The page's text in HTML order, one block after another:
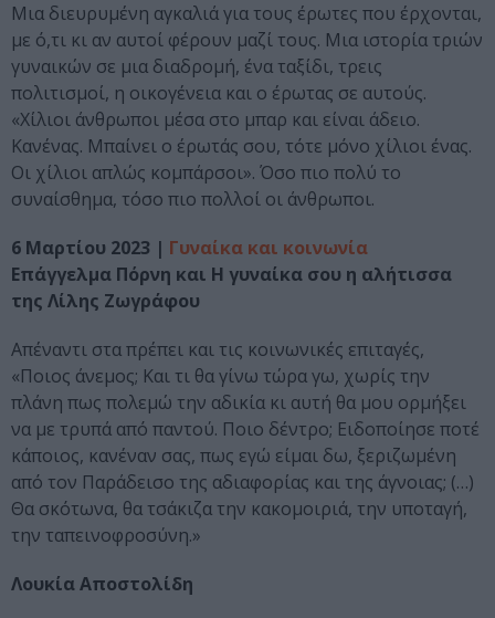
Μια διευρυμένη αγκαλιά για τους έρωτες που έρχονται,
με ό,τι κι αν αυτοί φέρουν μαζί τους. Μια ιστορία τριών
γυναικών σε μια διαδρομή, ένα ταξίδι, τρεις
πολιτισμοί, η οικογένεια και ο έρωτας σε αυτούς.
«Χίλιοι άνθρωποι μέσα στο μπαρ και είναι άδειο.
Κανένας. Μπαίνει ο έρωτάς σου, τότε μόνο χίλιοι ένας.
Οι χίλιοι απλώς κομπάρσοι». Όσο πιο πολύ το
συναίσθημα, τόσο πιο πολλοί οι άνθρωποι.
6 Μαρτίου 2023 | Γυναίκα και κοινωνία
Επάγγελμα Πόρνη και Η γυναίκα σου η αλήτισσα
της Λίλης Ζωγράφου
Απέναντι στα πρέπει και τις κοινωνικές επιταγές,
«Ποιος άνεμος; Και τι θα γίνω τώρα γω, χωρίς την
πλάνη πως πολεμώ την αδικία κι αυτή θα μου ορμήξει
να με τρυπά από παντού. Ποιο δέντρο; Ειδοποίησε ποτέ
κάποιος, κανέναν σας, πως εγώ είμαι δω, ξεριζωμένη
από τον Παράδεισο της αδιαφορίας και της άγνοιας; (…)
Θα σκότωνα, θα τσάκιζα την κακομοιριά, την υποταγή,
την ταπεινοφροσύνη.»
Λουκία Αποστολίδη